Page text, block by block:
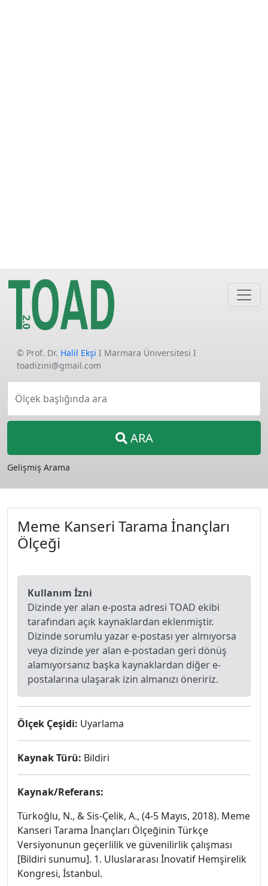
© Prof. Dr. Halil Ekşi I Marmara Üniversitesi I
toadizini@gmail.com
Ölçek başlığında ara
ARA
Gelişmiş Arama
Meme Kanseri Tarama İnançları
Ölçeği
Kullanım İzni
Dizinde yer alan e-posta adresi TOAD ekibi
tarafından açık kaynaklardan eklenmiştir.
Dizinde sorumlu yazar e-postası yer almıyorsa
veya dizinde yer alan e-postadan geri dönüş
alamıyorsanız başka kaynaklardan diğer e-
postalarına ulaşarak izin almanızı öneririz.
Ölçek Çeşidi: Uyarlama
Kaynak Türü: Bildiri
Kaynak/Referans:
Türkoğlu, N., & Sis-Çelik, A., (4-5 Mayıs, 2018). Meme
Kanseri Tarama İnançları Ölçeğinin Türkçe
Versiyonunun geçerlilik ve güvenilirlik çalışması
[Bildiri sunumu]. 1. Uluslararası İnovatif Hemşirelik
Kongresi, İstanbul.